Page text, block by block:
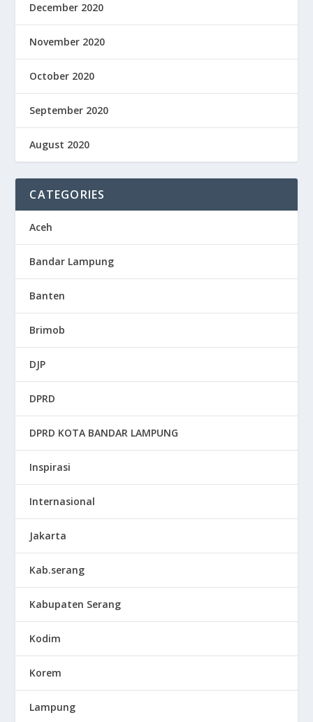
December 2020
November 2020
October 2020
September 2020
August 2020
CATEGORIES
Aceh
Bandar Lampung
Banten
Brimob
DJP
DPRD
DPRD KOTA BANDAR LAMPUNG
Inspirasi
Internasional
Jakarta
Kab.serang
Kabupaten Serang
Kodim
Korem
Lampung